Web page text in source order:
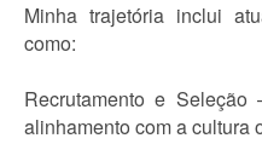
Minha trajetória inclui
como:
Recrutamento e
alinhamento com a cultura